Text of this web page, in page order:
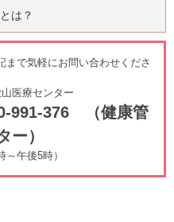
は？
まで気軽にお問い合わせくださ
医療センター
991-376 （健康管
ー）
午後5時）